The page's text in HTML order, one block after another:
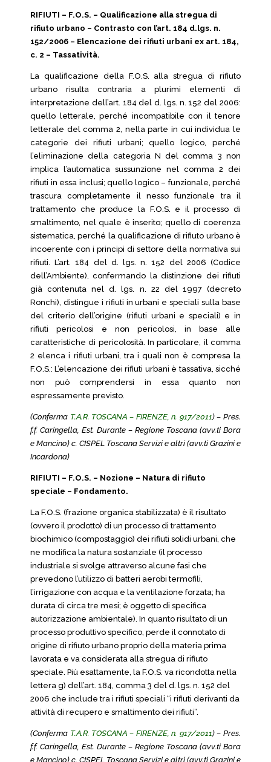
RIFIUTI – F.O.S. – Qualificazione alla stregua di
rifiuto urbano – Contrasto con l’art. 184 d.lgs. n.
152/2006 – Elencazione dei rifiuti urbani ex art. 184,
c. 2 – Tassatività.
La qualificazione della F.O.S. alla stregua di rifiuto
urbano risulta contraria a plurimi elementi di
interpretazione dell’art. 184 del d. lgs. n. 152 del 2006:
quello letterale, perché incompatibile con il tenore
letterale del comma 2, nella parte in cui individua le
categorie dei rifiuti urbani; quello logico, perché
l’eliminazione della categoria N del comma 3 non
implica l’automatica sussunzione nel comma 2 dei
rifiuti in essa inclusi; quello logico – funzionale, perché
trascura completamente il nesso funzionale tra il
trattamento che produce la F.O.S. e il processo di
smaltimento, nel quale è inserito; quello di coerenza
sistematica, perché la qualificazione di rifiuto urbano è
incoerente con i principi di settore della normativa sui
rifiuti. L’art. 184 del d. lgs. n. 152 del 2006 (Codice
dell’Ambiente), confermando la distinzione dei rifiuti
già contenuta nel d. lgs. n. 22 del 1997 (decreto
Ronchi), distingue i rifiuti in urbani e speciali sulla base
del criterio dell’origine (rifiuti urbani e speciali) e in
rifiuti pericolosi e non pericolosi, in base alle
caratteristiche di pericolosità. In particolare, il comma
2 elenca i rifiuti urbani, tra i quali non è compresa la
F.O.S.: L’elencazione dei rifiuti urbani è tassativa, sicché
non può comprendersi in essa quanto non
espressamente previsto.
(Conferma T.A.R. TOSCANA – FIRENZE, n. 917/2011) – Pres.
f.f. Caringella, Est. Durante – Regione Toscana (avv.ti Bora
e Mancino) c. CISPEL Toscana Servizi e altri (avv.ti Grazini e
Incardona)
RIFIUTI – F.O.S. – Nozione – Natura di rifiuto
speciale – Fondamento.
La F.O.S. (frazione organica stabilizzata) è il risultato
(ovvero il prodotto) di un processo di trattamento
biochimico (compostaggio) dei rifiuti solidi urbani, che
ne modifica la natura sostanziale (il processo
industriale si svolge attraverso alcune fasi che
prevedono l’utilizzo di batteri aerobi termofili,
l’irrigazione con acqua e la ventilazione forzata; ha
durata di circa tre mesi; è oggetto di specifica
autorizzazione ambientale). In quanto risultato di un
processo produttivo specifico, perde il connotato di
origine di rifiuto urbano proprio della materia prima
lavorata e va considerata alla stregua di rifiuto
speciale. Più esattamente, la F.O.S. va ricondotta nella
lettera g) dell’art. 184, comma 3 del d. lgs. n. 152 del
2006 che include tra i rifiuti speciali “i rifiuti derivanti da
attività di recupero e smaltimento dei rifiuti”.
(Conferma T.A.R. TOSCANA – FIRENZE, n. 917/2011) – Pres.
f.f. Caringella, Est. Durante – Regione Toscana (avv.ti Bora
e Mancino) c. CISPEL Toscana Servizi e altri (avv.ti Grazini e